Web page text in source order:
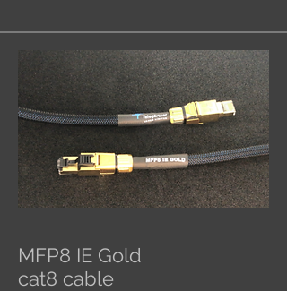
MFP8 IE Gold
cat8 cable